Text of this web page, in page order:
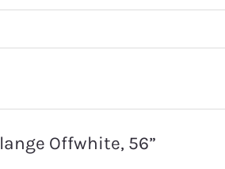
Offwhite, 56”